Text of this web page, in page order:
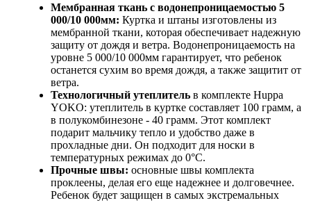
Мембранная ткань с водонепроницаемостью 5
000/10 000мм: Куртка и штаны изготовлены из
мембранной ткани, которая обеспечивает надежную
защиту от дождя и ветра. Водонепроницаемость на
уровне 5 000/10 000мм гарантирует, что ребенок
останется сухим во время дождя, а также защитит от
ветра.
Технологичный утеплитель в комплекте Huppa
YOKO: утеплитель в куртке составляет 100 грамм, а
в полукомбинезоне - 40 грамм. Этот комплект
подарит мальчику тепло и удобство даже в
прохладные дни. Он подходит для носки в
температурных режимах до 0°C.
Прочные швы: основные швы комплекта
проклеены, делая его еще надежнее и долговечнее.
Ребенок будет защищен в самых экстремальных